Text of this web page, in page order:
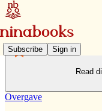
Subscribe Sign in
Read
Overgave